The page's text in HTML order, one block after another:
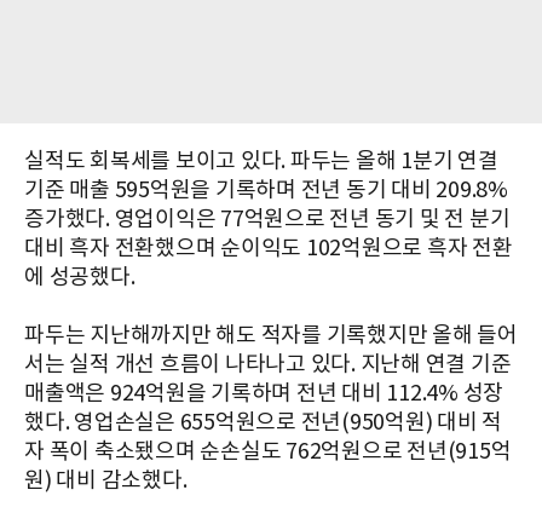
실적도 회복세를 보이고 있다. 파두는 올해 1분기 연결
기준 매출 595억원을 기록하며 전년 동기 대비 209.8%
증가했다. 영업이익은 77억원으로 전년 동기 및 전 분기
대비 흑자 전환했으며 순이익도 102억원으로 흑자 전환
에 성공했다.
파두는 지난해까지만 해도 적자를 기록했지만 올해 들어
서는 실적 개선 흐름이 나타나고 있다. 지난해 연결 기준
매출액은 924억원을 기록하며 전년 대비 112.4% 성장
했다. 영업손실은 655억원으로 전년(950억원) 대비 적
자 폭이 축소됐으며 순손실도 762억원으로 전년(915억
원) 대비 감소했다.